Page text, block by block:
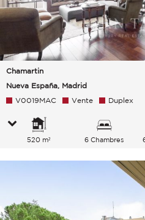
Chamartin
Nueva España, Madrid
V0019MAC Vente Duplex
520 m² 6 Chambres